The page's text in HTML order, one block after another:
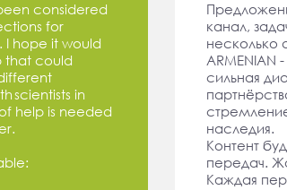
considered
for
I hope it would
that could
scientists in
help is needed
канал,
несколько
сильная
наследия.
Контент
передач.
Каждая